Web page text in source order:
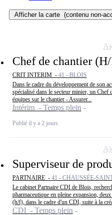
Afficher la carte (contenu non-
Chef de chantier
CRIT INTERIM - 41 - BLOIS
Dans le cadre du développement de son
spécialisé dans le secteur minier, un Chef
équipes sur le chantier - Assurer...
Intérim - Temps plein
Publié il y a 2 jours
Superviseur de
PARTNAIRE - 41 - CHAUSSÉE-
Le cabinet Partnaire CDI de Blois,
pharmaceutique en pleine expansion,
(h/f), dans le cadre d'un CDI, suite à la
CDI - Temps plein